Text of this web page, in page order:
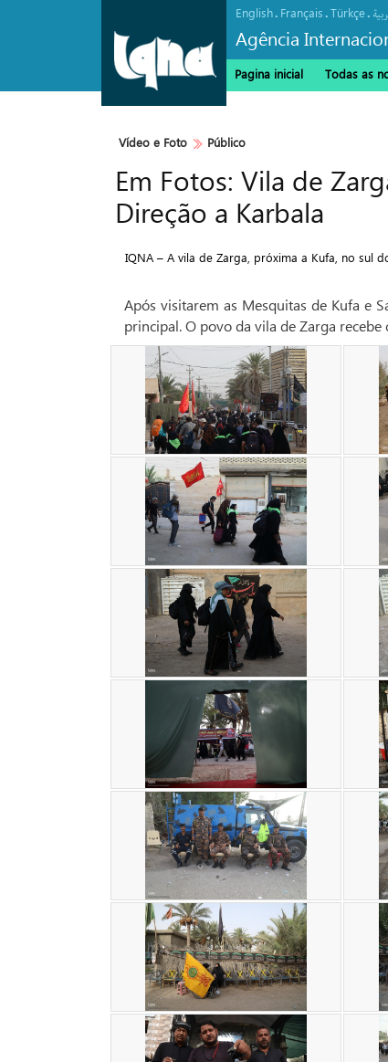
English. Français.Türkçe.
Agência
Pagina inicial Todas as
Vídeo e Foto Público
Em Fotos: Vila de
Direção a Karbala
IQNA – A vila de Zarga, próxima a Kufa, no sul
Após visitarem as Mesquitas de Kufa e
principal. O povo da vila de Zarga